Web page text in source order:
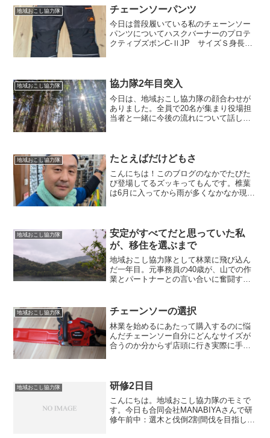
地域おこし協力隊 チェーンソーパンツ
今日は普段履いている私のチェーンソー
パンツについてハスクバーナーのプロテ
クティブズボンC-ⅡJP サイズＳ身長
残念な感じ。足の部...
地域おこし協力隊 協力隊2年目突入
今日は、地域おこし協力隊の顔合わせが
ありました。全員で20名が集まり役場担
当者と一緒に今後の流れについて話し合
た。4月からは、材の集...
地域おこし協力隊 たとえばだけどもさ
こんにちは！このブログのなかでたびた
び登場してるズッキってもんです。椎葉
は6月に入ってから雨が多くなかなか現場
の軽い気持ちで書...
地域おこし協力隊
安定がすべてだと思っていた私
が、移住を選ぶまで
地域おこし協力隊として林業に飛び込ん
だ一年目。元事務員の40歳が、山での作
業とパートナーとの言い合いに奮闘す
地域おこし協力隊 チェーンソーの選択
林業を始めるにあたって購入するのに悩
んだチェーンソー自分にどんなサイズが
合うのか分からず店頭に行き実際に手で
ート...
地域おこし協力隊 研修2日目
こんにちは。地域おこし協力隊のモミで
す。今日も合同会社MANABIYAさんで研
修午前中：選木と伐倒2割間伐を目指した